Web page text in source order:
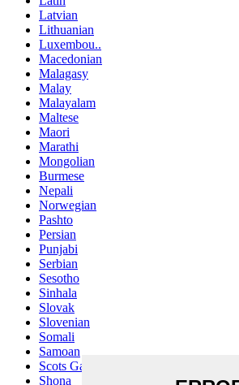
Latvian
Lithuanian
Luxembou..
Macedonian
Malagasy
Malay
Malayalam
Maltese
Maori
Marathi
Mongolian
Burmese
Nepali
Norwegian
Pashto
Persian
Punjabi
Serbian
Sesotho
Sinhala
Slovak
Slovenian
Somali
Samoan
Scots Gaelic
Shona